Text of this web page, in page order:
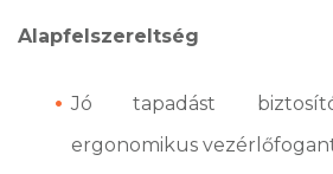
Alapfelszereltség
Jó tapadást
ergonomikus